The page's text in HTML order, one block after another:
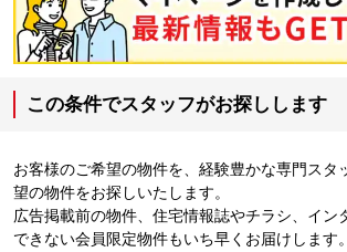
この条件でスタッフがお探しします
お客様のご希望の物件を、経験豊かな専門スタ
望の物件をお探しいたします。
広告掲載前の物件、住宅情報誌やチラシ、イン
できない会員限定物件もいち早くお届けします。